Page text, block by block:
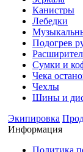
Канистры
Лебедки
Подогрев
Сумки и
Чека
Чехлы
Шины и
Экипировка
Информация
Политика